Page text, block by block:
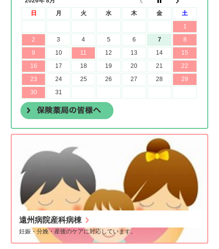
遠州病院産科病棟
妊娠・分娩・産後のケアに対応しています。